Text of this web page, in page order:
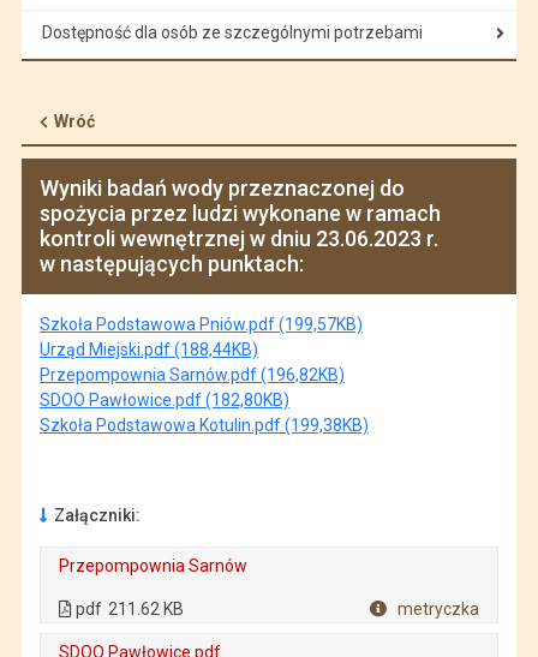
Dostępność dla osób ze szczególnymi potrzebami
Wróć
Wyniki badań wody przeznaczonej do
spożycia przez ludzi wykonane w ramach
kontroli wewnętrznej w dniu 23.06.2023 r.
w następujących punktach:
Szkoła Podstawowa Pniów.pdf (199,57KB)
Urząd Miejski.pdf (188,44KB)
Przepompownia Sarnów.pdf (196,82KB)
SDOO Pawłowice.pdf (182,80KB)
Szkoła Podstawowa Kotulin.pdf (199,38KB)
Załączniki:
Przepompownia Sarnów
pdf 211.62 KB metryczka
SDOO Pawłowice.pdf